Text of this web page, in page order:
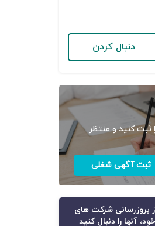
دنبال کردن
کنید و منتظر
ثبت آگهی شغلی
بروزرسانی شرکت های
آنها را دنبال کنید